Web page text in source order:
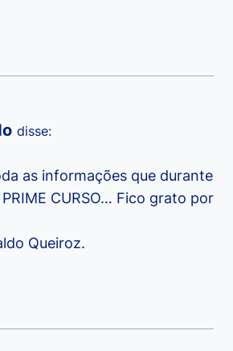
disse:
as informações que durante
CURSO… Fico grato por
Queiroz.